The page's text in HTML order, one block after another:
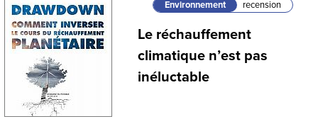
Environnement recension
Le réchauffement
climatique n’est pas
inéluctable